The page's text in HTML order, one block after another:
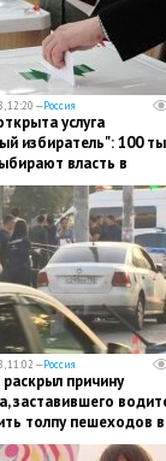
12:20 —Россия
услуга
избиратель": 100
власть в
11:02 —Россия
причину
заставившего
толпу пешеходов в